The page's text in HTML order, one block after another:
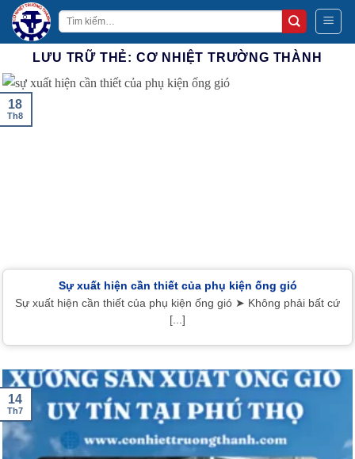
Bỏ
qua
Tìm
kiếm:
LƯU TRỮ THẺ: CƠ NHIỆT TRƯỜNG THÀNH
Sự xuất hiện cần thiết của phụ kiện ống gió
Sự xuất hiện cần thiết của phụ kiện ống gió ➤ Không phải bất cứ
[...]
18
Th8
14
Th7